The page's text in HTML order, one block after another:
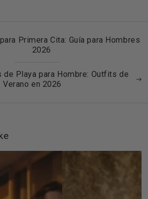
Primera Cita: Guía para Hombres
2026
de Playa para Hombre: Outfits de
Verano en 2026